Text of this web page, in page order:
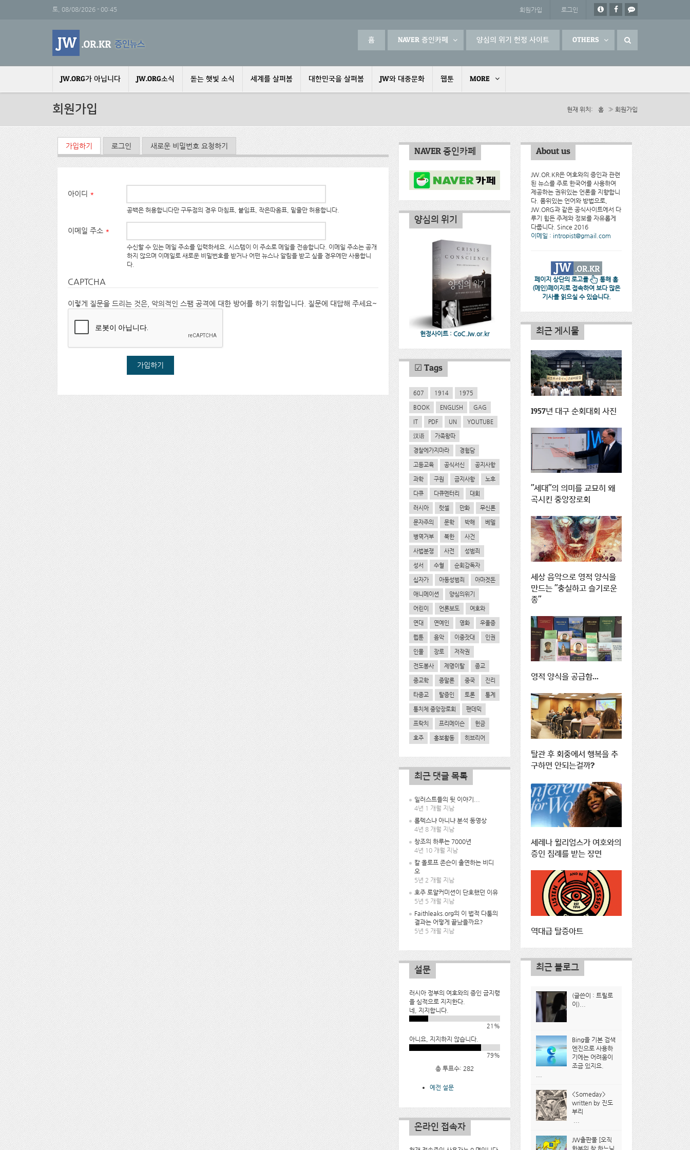
주요 콘텐츠로 건너뛰기토, 08/08/2026 - 00:45 회원가입 로그인
홈 NAVER 증인카페 양심의 위기 헌정 사이트 OTHERS
JW.ORG가 아닙니다 JW.ORG소식 돋는 햇빛 소식 세계를 살펴봄 대한민국을 살펴봄 JW와 대중문화 웹툰 MORE
회원가입 현재 위치 홈 » 회원가입
기본탭
가입하기 (활성탭)로그인 새로운 비밀번호 요청하기
아이디 *
공백은 허용합니다만 구두점의 경우 마침표, 붙임표, 작은따옴표, 밑줄만 허용합니다.
이메일 주소 *
수신할 수 있는 메일 주소를 입력하세요. 시스템이 이 주소로 메일을 전송합니다. 이메일 주소는 공개
하지 않으며 이메일로 새로운 비밀번호를 받거나 어떤 뉴스나 알림을 받고 싶을 경우에만 사용합니
다.
CAPTCHA
이렇게 질문을 드리는 것은, 악의적인 스팸 공격에 대한 방어를 하기 위함입니다. 질문에 대답해 주세요~
NAVER 증인카페 About us
JW.OR.KR은 여호와의 증인과 관련
된 뉴스를 주로 한국어를 사용하여
제공하는 권위있는 언론을 지향합니
다. 품위있는 언어와 방법으로,
JW.ORG과 같은 공식사이트에서 다
루기 힘든 주제와 정보를 자유롭게
다룹니다. Since 2016
이메일 : intropist@gmail.com
페이지 상단의 로고를
통해 홈
(메인)페이지로 접속하여 보다 많은
기사를 읽으실 수 있습니다.
양심의 위기
헌정사이트 : CoC.Jw.or.kr 최근 게시물
1957년 대구 순회대회 사진
"세대"의 의미를 교묘히 왜
곡시킨 중앙장로회
세상 음악으로 영적 양식을
만드는 "충실하고 슬기로운
종"
영적 양식을 공급함...
탈관 후 회중에서 행복을 추
구하면 안되는걸까?
세레나 윌리엄스가 여호와의
증인 침례를 받는 장면
역대급 탈증아트
☑ Tags
607 1914 1975
BOOK ENGLISH GAG
IT PDF UN YOUTUBE
汉语 가족왕따
경찰에가지마라 경험담
고등교육 공식서신 공지사항
과학 구원 금지사항 노후
다큐 다큐멘터리 대회
러시아 럿셀 만화 무신론
문자주의 문학 박해 베델
병역거부 북한 사건
사법분쟁 사전 성범죄
성서 수혈 순회감독자
십자가 아동성범죄 아마겟돈
애니메이션 양심의위기
어린이 언론보도 여호와
연대 연예인 영화 우울증
웹툰 음악 이중잣대 인권
인물 장로 저작권
전도봉사 제명이탈 종교
종교학 종말론 중국 진리
타종교 탈증인 토론 통계
통치체 중앙장로회 팬데믹
프락치 프리메이슨 헌금
호주 홍보활동 히브리어
최근 댓글 목록
일러스트들의 뒷 이야기...
4년 1 개월 지남
롤렉스냐 아니냐 분석 동영상
4년 8 개월 지남
창조의 하루는 7000년
4년 10 개월 지남
칼 올로프 존슨이 출연하는 비디
오
5년 2 개월 지남
호주 로얄커미션이 단호했던 이유
5년 5 개월 지남
Faithleaks.org의 이 법적 다툼의
결과는 어떻게 끝났을까요?
5년 5 개월 지남
최근 블로그
(글쓴이 : 트릴로
이)...
Bing을 기본 검색
엔진으로 사용하
기에는 어려움이
조금 있지요.
<Someday>
written by 진도
부리
JW출판물 [오직
한분의 참 하느님
설문
러시아 정부의 여호와의 증인 금지령
을 심적으로 지지한다.
네, 지지합니다.
21%
아니요, 지지하지 않습니다.
79%
총 투표수: 282
예전 설문
온라인 접속자